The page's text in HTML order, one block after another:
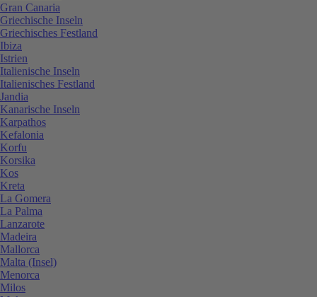
Gran Canaria
Griechische Inseln
Griechisches Festland
Ibiza
Istrien
Italienische Inseln
Italienisches Festland
Jandia
Kanarische Inseln
Karpathos
Kefalonia
Korfu
Korsika
Kos
Kreta
La Gomera
La Palma
Lanzarote
Madeira
Mallorca
Malta (Insel)
Menorca
Milos